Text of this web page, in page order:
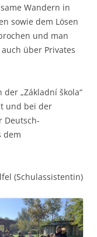
Wandern in
sowie dem Lösen
und man
über Privates
„Základní škola“
und bei der
Deutsch-
dem
(Schulassistentin)